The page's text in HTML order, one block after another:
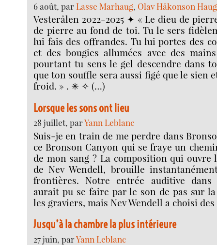
6 août, parLasse Marhaug, Olav Håkonson
Vesterålen 2022-2025 ✦ « Le dieu de
de pierre au fond de toi. Tu le sers
lui fais des offrandes. Tu lui portes des
et des bougies allumées avec des
pourtant tu sens le gel descendre dans
que ton souffle sera aussi figé que le sien
froid. » . ✳︎ ✧ (…)
Lorsque les sons ont lieu
28 juillet, parYann Leblanc
Suis-je en train de me perdre dans
ce Bronson Canyon qui se fraye un
de mon sang ? La composition qui ouvre
de Nev Wendell, brouille
frontières. Notre entrée auditive dans
aurait pu se faire par le son de pas sur
les graviers, mais Nev Wendell a choisi
Jusqu’à la chambre la plus intérieure
27 juin, parYann Leblanc